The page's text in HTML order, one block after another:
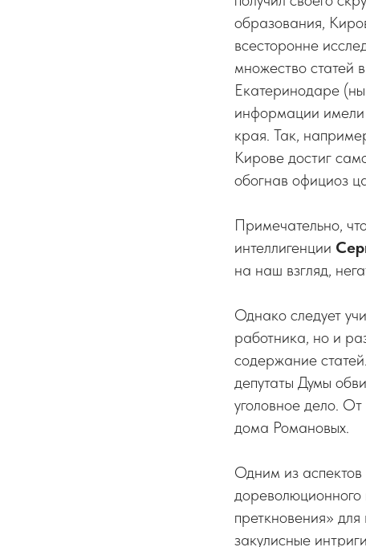
образования,
всесторонне
множество статей
Екатеринодаре
информации имели
края. Так,
Кирове достиг
обогнав официоз
Примечательно,
интеллигенции
на наш взгляд,
Однако следует
работника, но и
содержание
депутаты Думы
уголовное дело.
дома Романовых.
Одним из
преткновения»
закулисные